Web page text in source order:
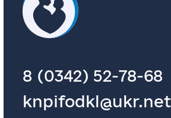
8 (0342) 52-78-68
knpifodkl@ukr.net